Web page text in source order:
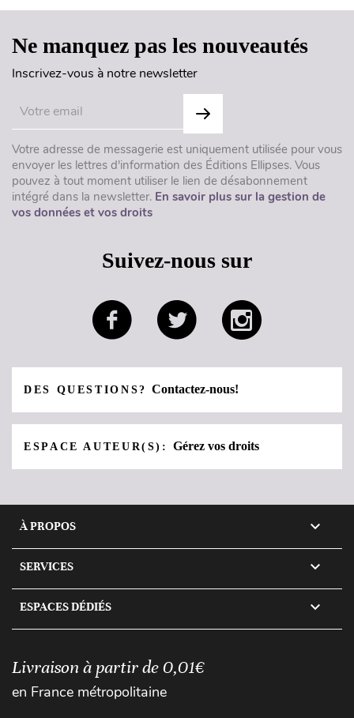
Ne manquez pas les nouveautés
Inscrivez-vous à notre newsletter
Votre adresse de messagerie est uniquement utilisée pour vous
envoyer les lettres d'information des Éditions Ellipses. Vous
pouvez à tout moment utiliser le lien de désabonnement
intégré dans la newsletter. En savoir plus sur la gestion de
vos données et vos droits
Suivez-nous sur
DES QUESTIONS?Contactez-nous!
ESPACE AUTEUR(S):Gérez vos droits
À PROPOS 
SERVICES 
ESPACES DÉDIÉS 
Livraison à partir de 0,01€
en France métropolitaine